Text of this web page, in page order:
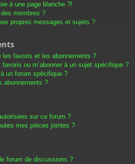
à une page blanche ?!
membres ?
propres messages et sujets ?
les favoris et les abonnements ?
ou m’abonner à un sujet spécifique ?
un forum spécifique ?
abonnements ?
sur ce forum ?
mes pièces jointes ?
forum de discussions ?